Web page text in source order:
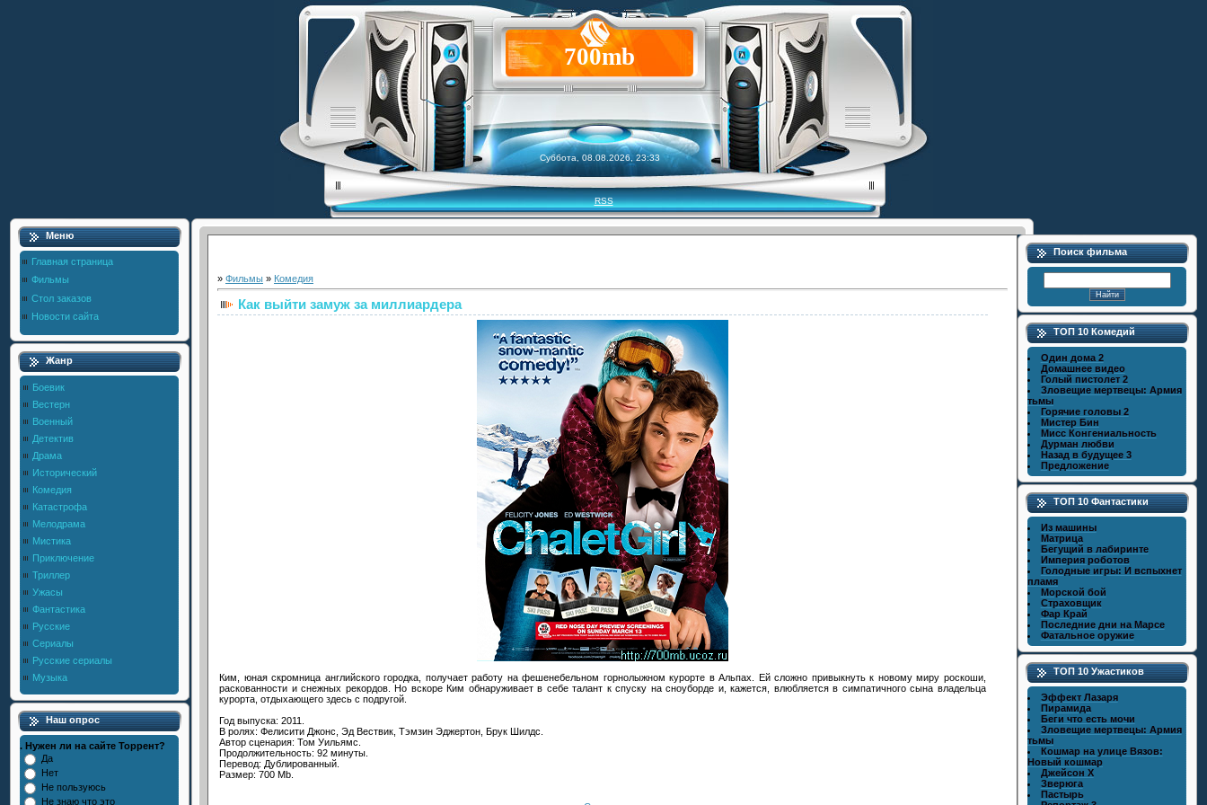
700mb
Суббота, 08.08.2026, 23:33
RSS
Меню
Главная страница
Фильмы
Стол заказов
Новости сайта
Жанр
Боевик
Вестерн
Военный
Детектив
Драма
Исторический
Комедия
Катастрофа
Мелодрама
Мистика
Приключение
Триллер
Ужасы
Фантастика
Русские
Сериалы
Русские сериалы
Музыка
Наш опрос
. Нужен ли на сайте Торрент?
Да
Нет
Не пользуюсь
Не знаю что это
» Фильмы » Комедия
Как выйти замуж за миллиардера
Ким, юная скромница английского городка, получает работу на фешенебельном горнолыжном курорте в Альпах. Ей сложно привыкнуть к новому миру роскоши,
раскованности и снежных рекордов. Но вскоре Ким обнаруживает в себе талант к спуску на сноуборде и, кажется, влюбляется в симпатичного сына владельца
курорта, отдыхающего здесь с подругой.
Год выпуска: 2011.
В ролях: Фелисити Джонс, Эд Вествик, Тэмзин Эджертон, Брук Шилдс.
Автор сценария: Том Уильямс.
Продолжительность: 92 минуты.
Перевод: Дублированный.
Размер: 700 Mb.
Поиск фильма
ТОП 10 Комедий
Один дома 2
Домашнее видео
Голый пистолет 2
Зловещие мертвецы: Армия
тьмы
Горячие головы 2
Мистер Бин
Мисс Конгениальность
Дурман любви
Назад в будущее 3
Предложение
ТОП 10 Фантастики
Из машины
Матрица
Бегущий в лабиринте
Империя роботов
Голодные игры: И вспыхнет
пламя
Морской бой
Страховщик
Фар Край
Последние дни на Марсе
Фатальное оружие
ТОП 10 Ужастиков
Эффект Лазаря
Пирамида
Беги что есть мочи
Зловещие мертвецы: Армия
тьмы
Кошмар на улице Вязов:
Новый кошмар
Джейсон X
Зверюга
Пастырь